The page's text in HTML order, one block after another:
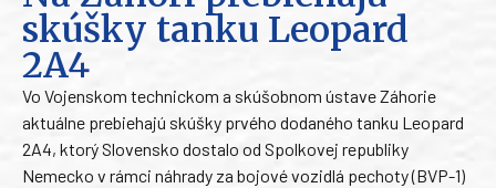
skúšky tanku Leopard
2A4
Vo Vojenskom technickom a skúšobnom ústave Záhorie
aktuálne prebiehajú skúšky prvého dodaného tanku Leopard
2A4, ktorý Slovensko dostalo od Spolkovej republiky
Nemecko v rámci náhrady za bojové vozidlá pechoty (BVP-1)